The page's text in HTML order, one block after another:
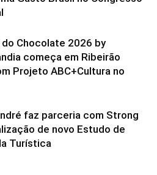
Chocolate 2026 by
começa em Ribeirão
Projeto ABC+Cultura no
faz parceria com Strong
de novo Estudo de
Turística